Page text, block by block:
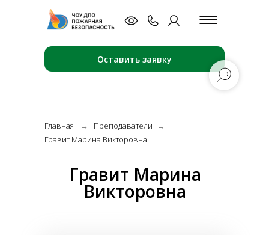
Оставить заявку
Главная Преподаватели
→ →
Гравит Марина Викторовна
Гравит Марина
Викторовна